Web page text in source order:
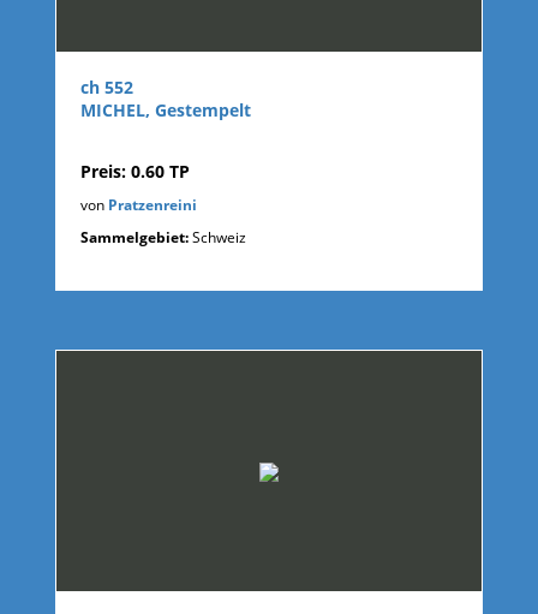
ch 552
MICHEL, Gestempelt
Preis: 0.60 TP
von Pratzenreini
Sammelgebiet:Schweiz